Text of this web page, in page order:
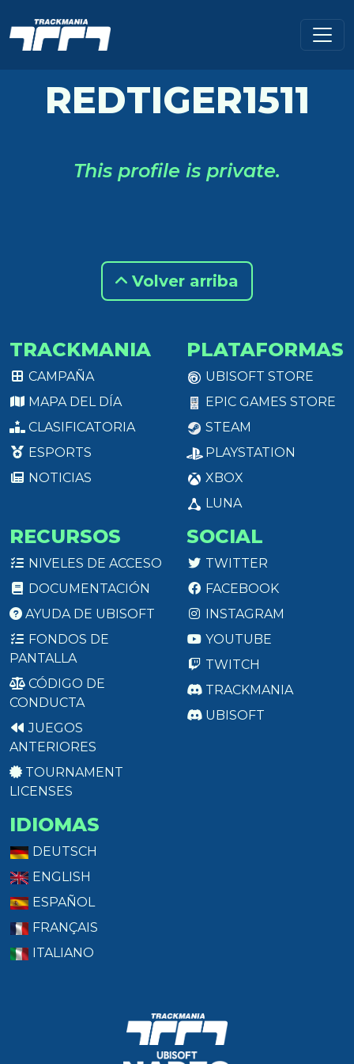
REDTIGER1511
This profile is private.
Volver arriba
TRACKMANIA
CAMPAÑA
MAPA DEL DÍA
CLASIFICATORIA
ESPORTS
NOTICIAS
PLATAFORMAS
UBISOFT STORE
EPIC GAMES STORE
STEAM
PLAYSTATION
XBOX
LUNA
RECURSOS
NIVELES DE ACCESO
DOCUMENTACIÓN
AYUDA DE UBISOFT
FONDOS DE
PANTALLA
CÓDIGO DE
CONDUCTA
JUEGOS
ANTERIORES
TOURNAMENT
LICENSES
SOCIAL
TWITTER
FACEBOOK
INSTAGRAM
YOUTUBE
TWITCH
TRACKMANIA
UBISOFT
IDIOMAS
DEUTSCH
ENGLISH
ESPAÑOL
FRANÇAIS
ITALIANO